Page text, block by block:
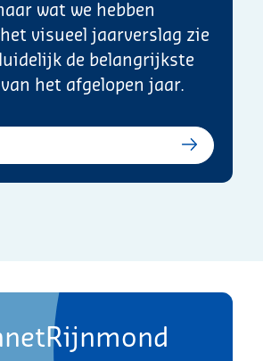
wat we hebben
visueel jaarverslag zie
de belangrijkste
het afgelopen jaar.